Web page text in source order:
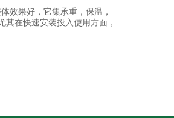
效果好，它集承重，保温，
在快速安装投入使用方面，